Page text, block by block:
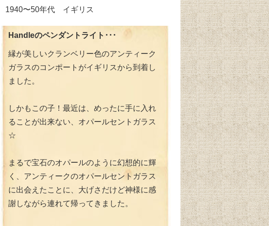
1940〜50年代 イギリス
Handleのペンダントライト･･･
縁が美しいクランベリー色のアンティーク
ガラスのコンポートがイギリスから到着し
ました。
しかもこの子！最近は、めったに手に入れ
ることが出来ない、オパールセントガラス
☆
まるで宝石のオパールのように幻想的に輝
く、アンティークのオパールセントガラス
に出会えたことに、大げさだけど神様に感
謝しながら連れて帰ってきました。